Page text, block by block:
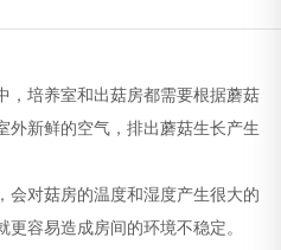
，培养室和出菇房都需要根据蘑菇
外新鲜的空气，排出蘑菇生长产生
会对菇房的温度和湿度产生很大的
容易造成房间的环境不稳定。